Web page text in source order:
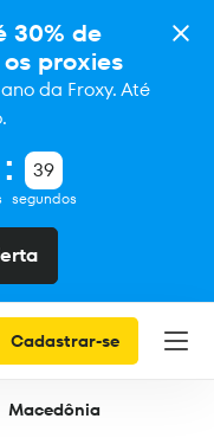
30% de
proxies
da Froxy. Até
38
segundos
Cadastrar-se
Macedônia